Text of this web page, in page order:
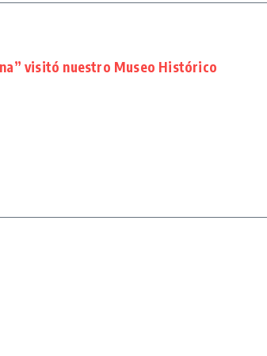
visitó nuestro Museo Histórico